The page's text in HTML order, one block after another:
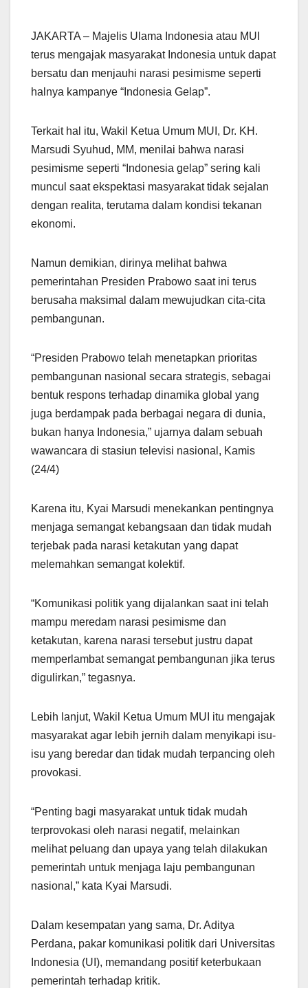
JAKARTA – Majelis Ulama Indonesia atau MUI
terus mengajak masyarakat Indonesia untuk dapat
bersatu dan menjauhi narasi pesimisme seperti
halnya kampanye “Indonesia Gelap”.
Terkait hal itu, Wakil Ketua Umum MUI, Dr. KH.
Marsudi Syuhud, MM, menilai bahwa narasi
pesimisme seperti “Indonesia gelap” sering kali
muncul saat ekspektasi masyarakat tidak sejalan
dengan realita, terutama dalam kondisi tekanan
ekonomi.
Namun demikian, dirinya melihat bahwa
pemerintahan Presiden Prabowo saat ini terus
berusaha maksimal dalam mewujudkan cita-cita
pembangunan.
“Presiden Prabowo telah menetapkan prioritas
pembangunan nasional secara strategis, sebagai
bentuk respons terhadap dinamika global yang
juga berdampak pada berbagai negara di dunia,
bukan hanya Indonesia,” ujarnya dalam sebuah
wawancara di stasiun televisi nasional, Kamis
(24/4)
Karena itu, Kyai Marsudi menekankan pentingnya
menjaga semangat kebangsaan dan tidak mudah
terjebak pada narasi ketakutan yang dapat
melemahkan semangat kolektif.
“Komunikasi politik yang dijalankan saat ini telah
mampu meredam narasi pesimisme dan
ketakutan, karena narasi tersebut justru dapat
memperlambat semangat pembangunan jika terus
digulirkan,” tegasnya.
Lebih lanjut, Wakil Ketua Umum MUI itu mengajak
masyarakat agar lebih jernih dalam menyikapi isu-
isu yang beredar dan tidak mudah terpancing oleh
provokasi.
“Penting bagi masyarakat untuk tidak mudah
terprovokasi oleh narasi negatif, melainkan
melihat peluang dan upaya yang telah dilakukan
pemerintah untuk menjaga laju pembangunan
nasional,” kata Kyai Marsudi.
Dalam kesempatan yang sama, Dr. Aditya
Perdana, pakar komunikasi politik dari Universitas
Indonesia (UI), memandang positif keterbukaan
pemerintah terhadap kritik.